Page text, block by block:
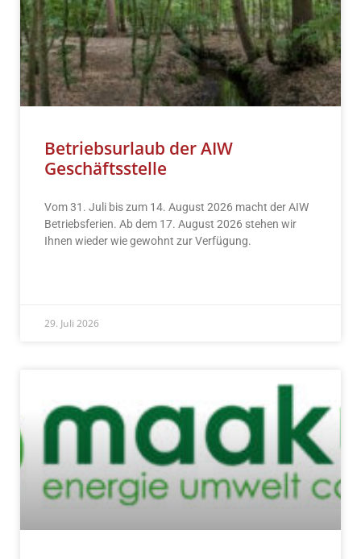
Betriebsurlaub der AIW
Geschäftsstelle
Vom 31. Juli bis zum 14. August 2026 macht der AIW
Betriebsferien. Ab dem 17. August 2026 stehen wir
Ihnen wieder wie gewohnt zur Verfügung.
29. Juli 2026